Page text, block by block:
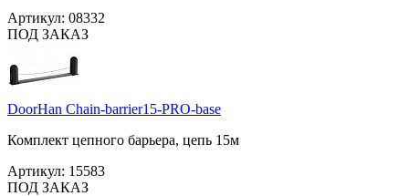
Артикул: 08332
ПОД ЗАКАЗ
DoorHan Chain-barrier15-PRO-base
Комплект цепного барьера, цепь 15м
Артикул: 15583
ПОД ЗАКАЗ